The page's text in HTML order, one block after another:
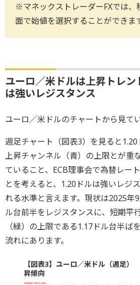
※マネックストレーダーFXでは、
面で始値を選択することができま
ユーロ／米ドルは上昇トレ
は強いレジスタンス
ユーロ／米ドルのチャートから見てい
週足チャート（図表3）を見ると
上昇チャンネル（青）の上限とが重
ていること、ECB理事会で為替レー
とを考えると、1.20ドルは強いレジ
れる水準と言えます。現状は2025年
ル台前半をレジスタンスに、短期平
（緑）の上限である1.17ドル台半ば
流れにあります。
【図表3】ユーロ／米ドル（週足
昇傾向